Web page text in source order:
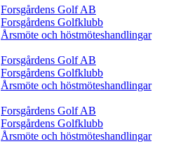
Forsgårdens Golf AB
Forsgårdens Golfklubb
Årsmöte och höstmöteshandlingar
Forsgårdens Golf AB
Forsgårdens Golfklubb
Årsmöte och höstmöteshandlingar
Forsgårdens Golf AB
Forsgårdens Golfklubb
Årsmöte och höstmöteshandlingar